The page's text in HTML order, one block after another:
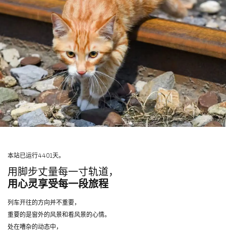
本站已运行4401天。
用脚步丈量每一寸轨道，
用心灵享受每一段旅程
列车开往的方向并不重要，
重要的是窗外的风景和看风景的心情。
处在嘈杂的动态中，